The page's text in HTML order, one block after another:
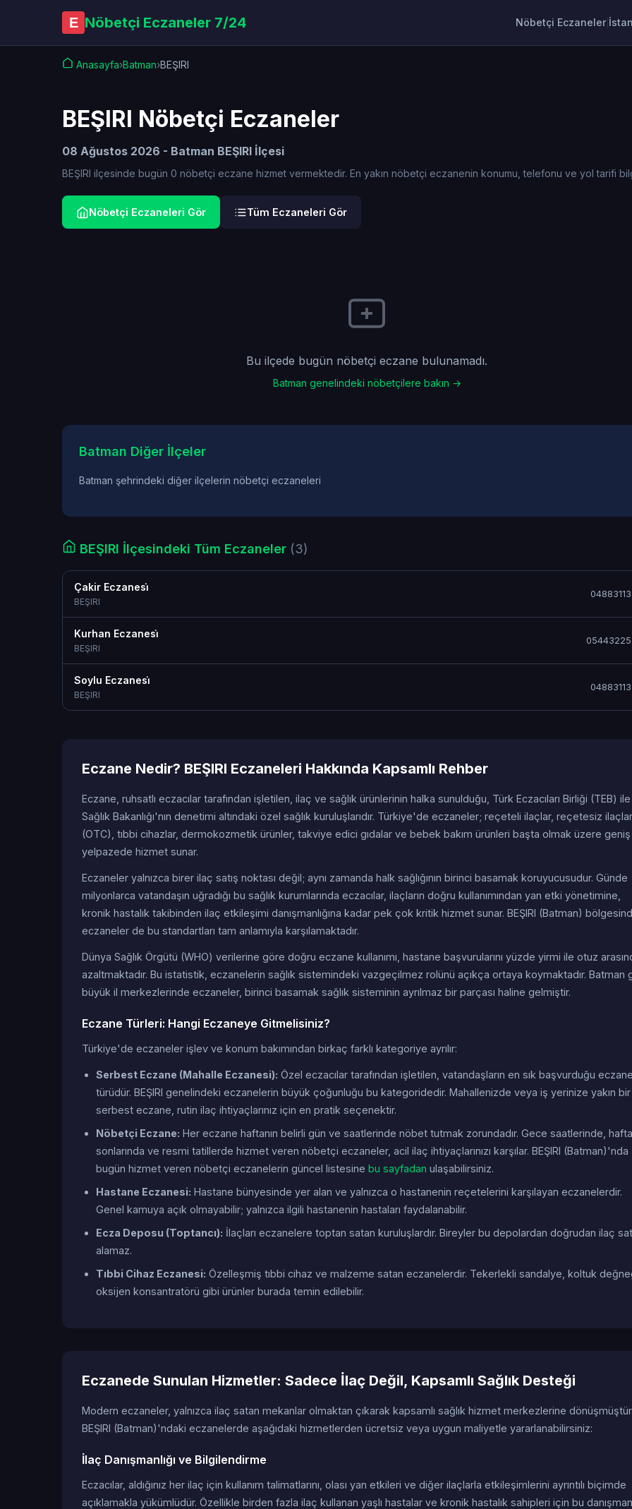
E Nöbetçi Eczaneler 7/24 Nöbetçi Eczaneler
Anasayfa›Batman›BEŞIRI
BEŞIRI Nöbetçi Eczaneler
08 Ağustos 2026 - Batman BEŞIRI İlçesi
BEŞIRI ilçesinde bugün 0 nöbetçi eczane hizmet vermektedir. En yakın nöbetçi eczanenin konumu, telefonu ve yol tarifi
Nöbetçi Eczaneleri Gör Tüm Eczaneleri Gör
Bu ilçede bugün nöbetçi eczane bulunamadı.
Batman genelindeki nöbetçilere bakın →
Batman Diğer İlçeler
Batman şehrindeki diğer ilçelerin nöbetçi eczaneleri
BEŞIRI İlçesindeki Tüm Eczaneler (3)
Çakir Eczanesi̇
BEŞIRI
Kurhan Eczanesi̇
BEŞIRI
Soylu Eczanesi̇
BEŞIRI
Eczane Nedir? BEŞIRI Eczaneleri Hakkında Kapsamlı Rehber
Eczane, ruhsatlı eczacılar tarafından işletilen, ilaç ve sağlık ürünlerinin halka sunulduğu, Türk Eczacıları Birliği (TEB) ile
Sağlık Bakanlığı'nın denetimi altındaki özel sağlık kuruluşlarıdır. Türkiye'de eczaneler; reçeteli ilaçlar, reçetesiz ilaçlar
(OTC), tıbbi cihazlar, dermokozmetik ürünler, takviye edici gıdalar ve bebek bakım ürünleri başta olmak üzere
yelpazede hizmet sunar.
Eczaneler yalnızca birer ilaç satış noktası değil; aynı zamanda halk sağlığının birinci basamak koruyucusudur. Günde
milyonlarca vatandaşın uğradığı bu sağlık kurumlarında eczacılar, ilaçların doğru kullanımından yan etki yönetimine,
kronik hastalık takibinden ilaç etkileşimi danışmanlığına kadar pek çok kritik hizmet sunar. BEŞIRI (Batman)
eczaneler de bu standartları tam anlamıyla karşılamaktadır.
Dünya Sağlık Örgütü (WHO) verilerine göre doğru eczane kullanımı, hastane başvurularını yüzde yirmi ile otuz
azaltmaktadır. Bu istatistik, eczanelerin sağlık sistemindeki vazgeçilmez rolünü açıkça ortaya koymaktadır. Batman
büyük il merkezlerinde eczaneler, birinci basamak sağlık sisteminin ayrılmaz bir parçası haline gelmiştir.
Eczane Türleri: Hangi Eczaneye Gitmelisiniz?
Türkiye'de eczaneler işlev ve konum bakımından birkaç farklı kategoriye ayrılır:
Serbest Eczane (Mahalle Eczanesi): Özel eczacılar tarafından işletilen, vatandaşların en sık başvurduğu eczane
türüdür. BEŞIRI genelindeki eczanelerin büyük çoğunluğu bu kategoridedir. Mahallenizde veya iş yerinize yakın bir
serbest eczane, rutin ilaç ihtiyaçlarınız için en pratik seçenektir.
Nöbetçi Eczane: Her eczane haftanın belirli gün ve saatlerinde nöbet tutmak zorundadır. Gece saatlerinde, hafta
sonlarında ve resmi tatillerde hizmet veren nöbetçi eczaneler, acil ilaç ihtiyaçlarınızı karşılar. BEŞIRI (Batman)'nda
bugün hizmet veren nöbetçi eczanelerin güncel listesine bu sayfadan ulaşabilirsiniz.
Hastane Eczanesi: Hastane bünyesinde yer alan ve yalnızca o hastanenin reçetelerini karşılayan eczanelerdir.
Genel kamuya açık olmayabilir; yalnızca ilgili hastanenin hastaları faydalanabilir.
Ecza Deposu (Toptancı): İlaçları eczanelere toptan satan kuruluşlardır. Bireyler bu depolardan doğrudan ilaç
alamaz.
Tıbbi Cihaz Eczanesi: Özelleşmiş tıbbi cihaz ve malzeme satan eczanelerdir. Tekerlekli sandalye, koltuk
oksijen konsantratörü gibi ürünler burada temin edilebilir.
Eczanede Sunulan Hizmetler: Sadece İlaç Değil, Kapsamlı Sağlık Desteği
Modern eczaneler, yalnızca ilaç satan mekanlar olmaktan çıkarak kapsamlı sağlık hizmet merkezlerine dönüşmüştür.
BEŞIRI (Batman)'ndaki eczanelerde aşağıdaki hizmetlerden ücretsiz veya uygun maliyetle yararlanabilirsiniz:
İlaç Danışmanlığı ve Bilgilendirme
Eczacılar, aldığınız her ilaç için kullanım talimatlarını, olası yan etkileri ve diğer ilaçlarla etkileşimlerini ayrıntılı biçimde
açıklamakla yükümlüdür. Özellikle birden fazla ilaç kullanan yaşlı hastalar ve kronik hastalık sahipleri için bu